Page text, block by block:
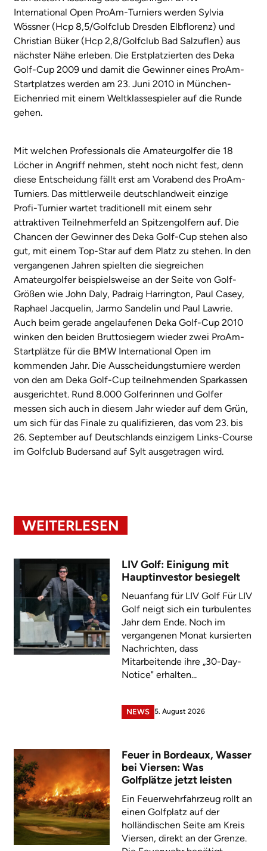
International Open ProAm-Turniers werden Sylvia
Wössner (Hcp 8,5/Golfclub Dresden Elbflorenz) und
Christian Büker (Hcp 2,8/Golfclub Bad Salzuflen) aus
nächster Nähe erleben. Die Erstplatzierten des Deka
Golf-Cup 2009 und damit die Gewinner eines ProAm-
Startplatzes werden am 23. Juni 2010 in München-
Eichenried mit einem Weltklassespieler auf die Runde
gehen.
Mit welchen Professionals die Amateurgolfer die 18
Löcher in Angriff nehmen, steht noch nicht fest, denn
diese Entscheidung fällt erst am Vorabend des ProAm-
Turniers. Das mittlerweile deutschlandweit einzige
Profi-Turnier wartet traditionell mit einem sehr
attraktiven Teilnehmerfeld an Spitzengolfern auf. Die
Chancen der Gewinner des Deka Golf-Cup stehen also
gut, mit einem Top-Star auf dem Platz zu stehen. In den
vergangenen Jahren spielten die siegreichen
Amateurgolfer beispielsweise an der Seite von Golf-
Größen wie John Daly, Padraig Harrington, Paul Casey,
Raphael Jacquelin, Jarmo Sandelin und Paul Lawrie.
Auch beim gerade angelaufenen Deka Golf-Cup 2010
winken den beiden Bruttosiegern wieder zwei ProAm-
Startplätze für die BMW International Open im
kommenden Jahr. Die Ausscheidungsturniere werden
von den am Deka Golf-Cup teilnehmenden Sparkassen
ausgerichtet. Rund 8.000 Golferinnen und Golfer
messen sich auch in diesem Jahr wieder auf dem Grün,
um sich für das Finale zu qualifizieren, das vom 23. bis
26. September auf Deutschlands einzigem Links-Course
im Golfclub Budersand auf Sylt ausgetragen wird.
WEITERLESEN
LIV Golf: Einigung mit
Hauptinvestor besiegelt
Neuanfang für LIV Golf Für LIV
Golf neigt sich ein turbulentes
Jahr dem Ende. Noch im
vergangenen Monat kursierten
Nachrichten, dass
Mitarbeitende ihre „30-Day-
Notice" erhalten...
NEWS 5. August 2026
Feuer in Bordeaux, Wasser
bei Viersen: Was
Golfplätze jetzt leisten
Ein Feuerwehrfahrzeug rollt an
einen Golfplatz auf der
holländischen Seite am Kreis
Viersen, direkt an der Grenze.